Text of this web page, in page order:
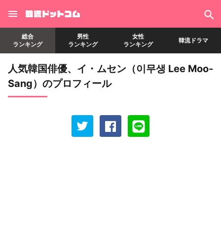
総合
ランキング
男性
ランキング
女性
ランキング
韓流ドラマ
人気韓国俳優、イ・ムセン（이무생 Lee Moo-
Sang）のプロフィール